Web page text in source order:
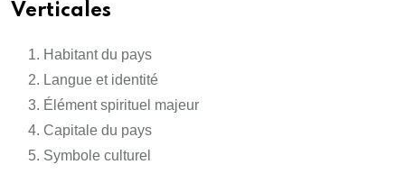
Verticales
Habitant du pays
Langue et identité
Élément spirituel majeur
Capitale du pays
Symbole culturel